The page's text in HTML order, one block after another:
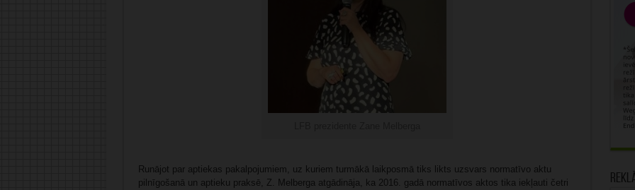
Runājot par aptiekas pakalpojumiem, uz kuriem turmākā laikposmā tiks likts uzsvars normatīvo aktu
pilnīgošanā un aptieku praksē, Z. Melberga atgādināja, ka 2016. gadā normatīvos aktos tika iekļauti četri